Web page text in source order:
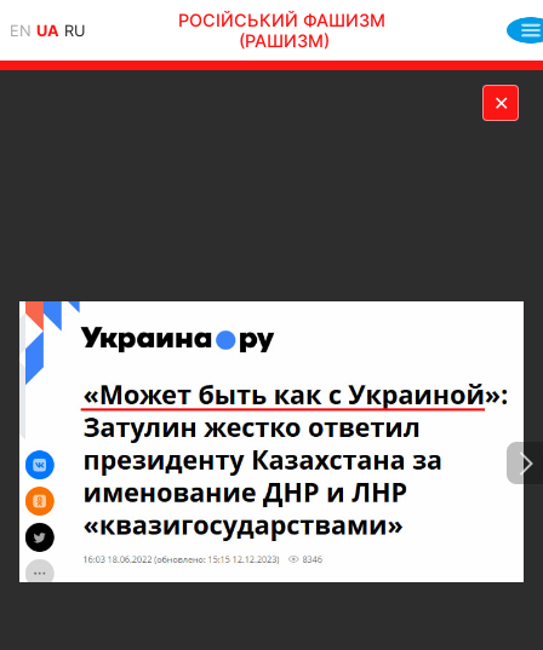
EN UA RU
РОСІЙСЬКИЙ ФАШИЗМ
(РАШИЗМ)
✕